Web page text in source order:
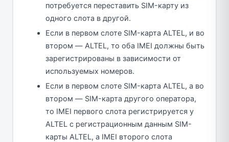
потребуется переставить SIM-карту из
одного слота в другой.
Если в первом слоте SIM-карта ALTEL, и во
втором — ALTEL, то оба IMEI должны быть
зарегистрированы в зависимости от
используемых номеров.
Если в первом слоте SIM-карта ALTEL, а во
втором — SIM-карта другого оператора,
то IMEI первого слота регистрируется у
ALTEL с регистрационным данным SIM-
карты ALTEL, а IMEI второго слота